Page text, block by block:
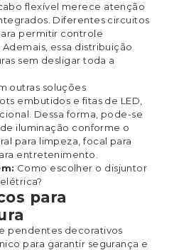
flexível merece atenção
Diferentes circuitos
permitir controle
essa distribuição
sem desligar toda a
outras soluções
embutidos e fitas de LED,
Dessa forma, pode-se
iluminação conforme o
para limpeza, focal para
entretenimento.
Como escolher o disjuntor
para
pendentes decorativos
para garantir segurança e